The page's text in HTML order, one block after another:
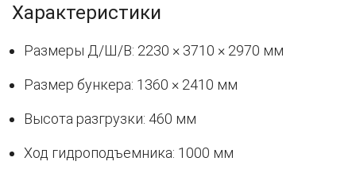
Характеристики
Размеры Д/Ш/В: 2230 × 3710 × 2970 мм
Размер бункера: 1360 × 2410 мм
Высота разгрузки: 460 мм
Ход гидроподъемника: 1000 мм